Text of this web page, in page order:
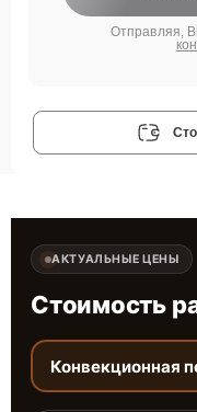
Отправляя,
АКТУАЛЬНЫЕ ЦЕНЫ
Стоимость
Конвекционная